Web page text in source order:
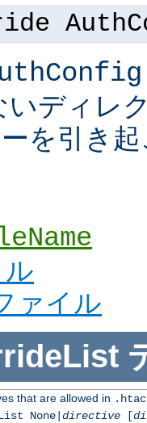
いディレ
を引き
ァイル
that are allowed in
None| directive[